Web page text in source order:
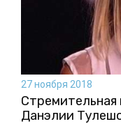
27 ноября 2018
Стремительная
Данэлии